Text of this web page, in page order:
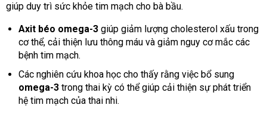
giúp duy trì sức khỏe tim mạch cho bà bầu.
Axit béo omega-3giúp giảm lượng cholesterol xấu trong
cơ thể, cải thiện lưu thông máu và giảm nguy cơ mắc các
bệnh tim mạch.
Các nghiên cứu khoa học cho thấy rằng việc bổ sung
omega-3trong thai kỳ có thể giúp cải thiện sự phát triển
hệ tim mạch của thai nhi.